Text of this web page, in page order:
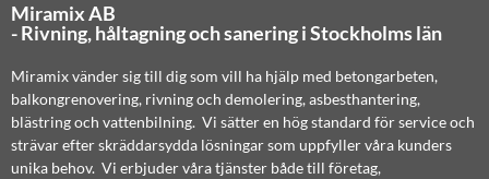
Miramix AB
- Rivning, håltagning och sanering i Stockholms län
Miramix vänder sig till dig som vill ha hjälp med betongarbeten,
balkongrenovering, rivning och demolering, asbesthantering,
blästring och vattenbilning. Vi sätter en hög standard för service och
strävar efter skräddarsydda lösningar som uppfyller våra kunders
unika behov. Vi erbjuder våra tjänster både till företag,